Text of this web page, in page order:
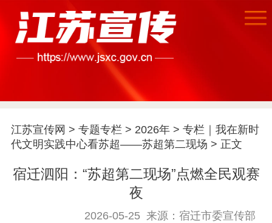
江苏宣传网 > 专题专栏 > 2026年> 专栏｜我在新时
代文明实践中心看苏超——苏超第二现场 > 正文
宿迁泗阳：“苏超第二现场”点燃全民观赛
夜
2026-05-25 来源：宿迁市委宣传部